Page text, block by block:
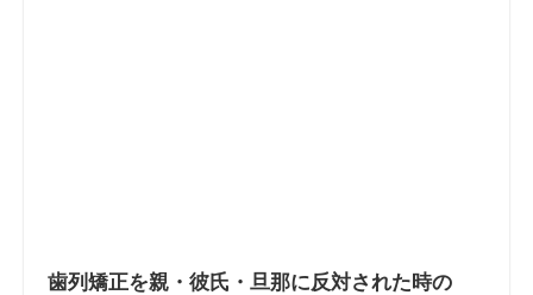
歯列矯正を親・彼氏・旦那に反対された時の